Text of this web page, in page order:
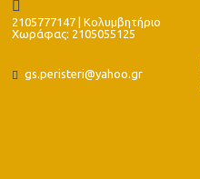
2105777147 | Κολυμβητήριο
Χωράφας: 2105055125
gs.peristeri@yahoo.gr